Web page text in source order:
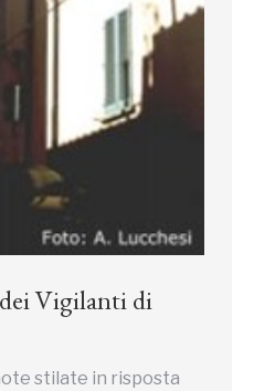
Vigilanti di
stilate in risposta